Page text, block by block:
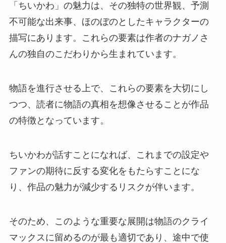
「ちいかわ」の魅力は、その独特の世界観、予測
不可能な出来事、ほのぼのとしたキャラクターの
描写にあります。これらの要素は作者のナガノさ
んの独自のこだわりから生まれています。
物語を進行させる上で、これらの要素を大切にし
つつ、読者に物語の真相を想像させることが作品
の特徴となっています。
ちいかわが話すことになれば、これまでの設定や
ファンの期待に反する変化をもたらすことにな
り、作品の魅力が減少するリスクが伴います。
そのため、このような重要な展開は物語のクライ
マックスに留めるのが最も適切であり、途中で使